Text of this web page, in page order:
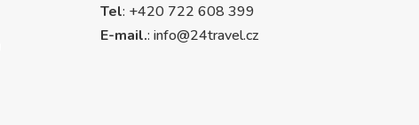
Tel: +420 722 608 399
E-mail.:info@24travel.cz